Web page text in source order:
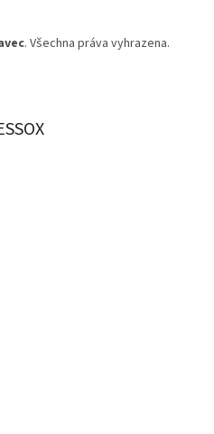
. Všechna práva vyhrazena.